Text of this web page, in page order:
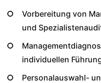
Vorbereitung von
und
individuellen
Personalauswahl-